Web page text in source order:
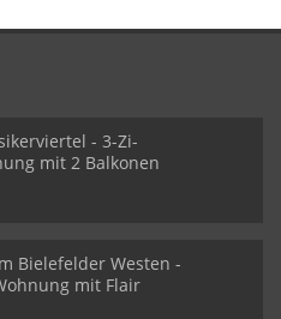
- 3-Zi-
mit 2 Balkonen
Bielefelder Westen -
mit Flair